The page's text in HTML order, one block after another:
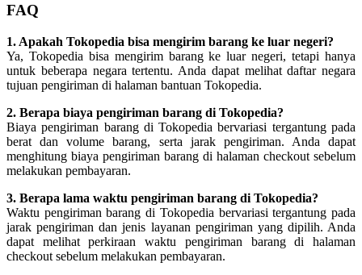
FAQ
1. Apakah Tokopedia bisa mengirim barang ke luar negeri?
Ya, Tokopedia bisa mengirim barang ke luar negeri, tetapi hanya
untuk beberapa negara tertentu. Anda dapat melihat daftar negara
tujuan pengiriman di halaman bantuan Tokopedia.
2. Berapa biaya pengiriman barang di Tokopedia?
Biaya pengiriman barang di Tokopedia bervariasi tergantung pada
berat dan volume barang, serta jarak pengiriman. Anda dapat
menghitung biaya pengiriman barang di halaman checkout sebelum
melakukan pembayaran.
3. Berapa lama waktu pengiriman barang di Tokopedia?
Waktu pengiriman barang di Tokopedia bervariasi tergantung pada
jarak pengiriman dan jenis layanan pengiriman yang dipilih. Anda
dapat melihat perkiraan waktu pengiriman barang di halaman
checkout sebelum melakukan pembayaran.